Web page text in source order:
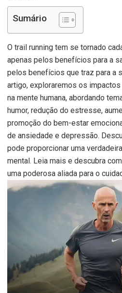
Sumário
O trail running tem se tornado
apenas pelos benefícios para a
pelos benefícios que traz para a
artigo, exploraremos os
na mente humana, abordando
humor, redução do estresse,
promoção do bem-estar
de ansiedade e depressão.
pode proporcionar uma
mental. Leia mais e descubra
uma poderosa aliada para o